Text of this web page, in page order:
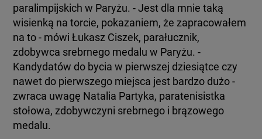
paralimpijskich w Paryżu. - Jest dla mnie taką
wisienką na torcie, pokazaniem, że zapracowałem
na to - mówi Łukasz Ciszek, parałucznik,
zdobywca srebrnego medalu w Paryżu. -
Kandydatów do bycia w pierwszej dziesiątce czy
nawet do pierwszego miejsca jest bardzo dużo -
zwraca uwagę Natalia Partyka, paratenisistka
stołowa, zdobywczyni srebrnego i brązowego
medalu.